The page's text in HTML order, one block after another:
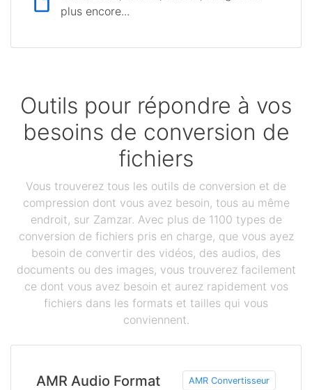
plus encore...
Outils pour répondre à vos
besoins de conversion de
fichiers
Vous trouverez tous les outils de conversion et de
compression dont vous avez besoin, tous au même
endroit, sur Zamzar. Avec plus de 1100 types de
conversion de fichiers pris en charge, que vous ayez
besoin de convertir des vidéos, des audios, des
documents ou des images, vous trouverez facilement
ce dont vous avez besoin et aurez rapidement vos
fichiers dans les formats et tailles qui vous
conviennent.
AMR Audio Format AMR Convertisseur